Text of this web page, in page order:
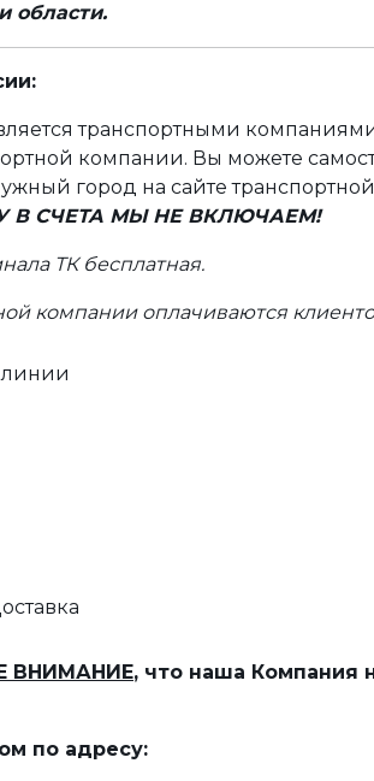
области.
транспортными
компании. Вы можете
город на сайте
В СЧЕТА МЫ НЕ ВКЛЮЧАЕМ!
ТК бесплатная.
компании оплачиваются
линии
ВНИМАНИЕ, что наша Компания
по адресу: